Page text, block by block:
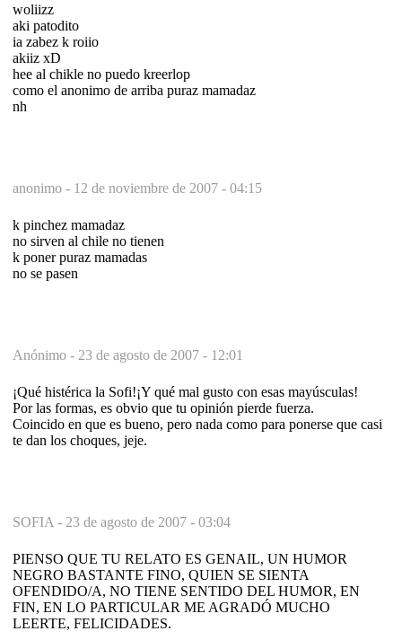
woliizz
aki patodito
ia zabez k roiio
akiiz xD
hee al chikle no puedo kreerlop
como el anonimo de arriba puraz mamadaz
nh
anonimo - 12 de noviembre de 2007 - 04:15
k pinchez mamadaz
no sirven al chile no tienen
k poner puraz mamadas
no se pasen
Anónimo - 23 de agosto de 2007 - 12:01
¡Qué histérica la Sofi!¡Y qué mal gusto con esas mayúsculas!
Por las formas, es obvio que tu opinión pierde fuerza.
Coincido en que es bueno, pero nada como para ponerse que casi
te dan los choques, jeje.
SOFIA - 23 de agosto de 2007 - 03:04
PIENSO QUE TU RELATO ES GENAIL, UN HUMOR
NEGRO BASTANTE FINO, QUIEN SE SIENTA
OFENDIDO/A, NO TIENE SENTIDO DEL HUMOR, EN
FIN, EN LO PARTICULAR ME AGRADÓ MUCHO
LEERTE, FELICIDADES.